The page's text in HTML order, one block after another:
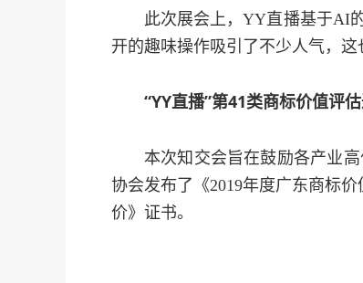
此次展会上，YY直播基于AI
开的趣味操作吸引了不少人气，
“YY直播”第41类商标价值评
本次知交会旨在鼓励各产业
协会发布了《2019年度广东商标
价》证书。